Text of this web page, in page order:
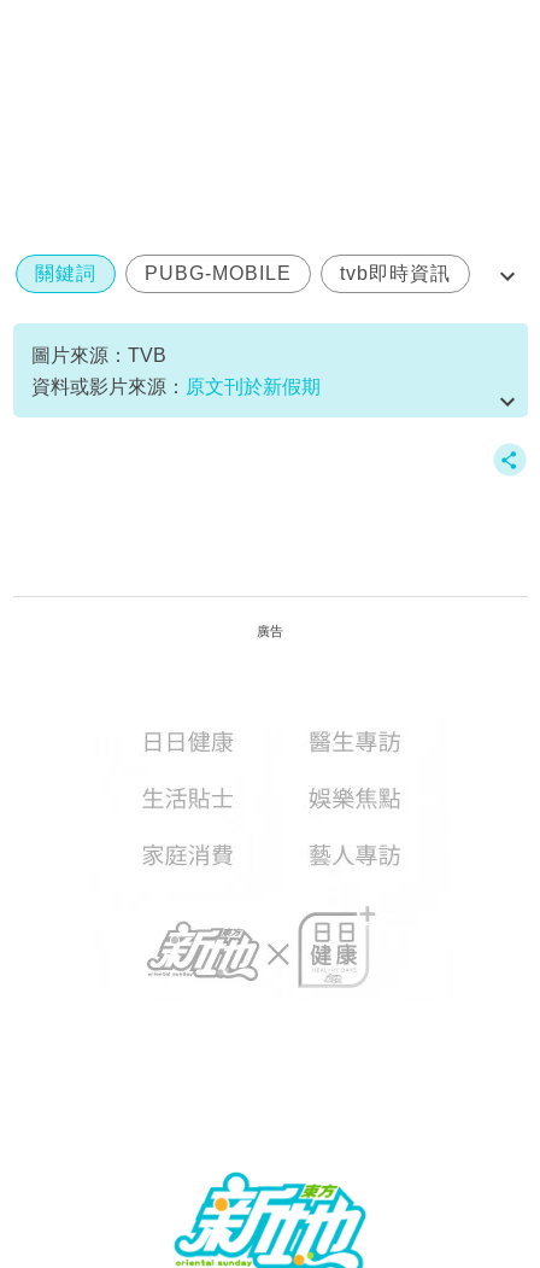
關鍵詞 PUBG-MOBILE tvb即時資訊
李金凱
羅泳嫻
圖片來源：TVB
資料或影片來源： 原文刊於新假期
廣告